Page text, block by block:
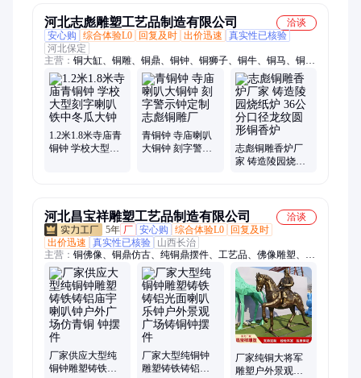
河北志彪雕塑工艺品制造有限公司
洽谈
安心购
综合体验L0 回复及时 出价迅速
真实性已核验
河北保定
主营： 铜大缸、铜雕、铜鼎、铜钟、铜狮子、铜牛、铜马、铜麒
麟
1.2米1.8米寺庙青
铜钟 学校大型刻
青铜钟 寺庙喇叭
大铜钟 刻字警示
志彪铜雕香炉厂
家 铸造陵园烧纸
河北昌宝祥雕塑工艺品制造有限公司
洽谈
5年 厂 安心购 综合体验L0
回复及时
出价迅速
真实性已核验
山西长治
主营： 铜佛像、铜鼎仿古、纯铜鼎摆件、工艺品、佛像雕塑、墙
壁墙面
厂家供应大型纯
铜钟雕塑铸铁铸
厂家大型纯铜钟
雕塑铸铁铸铝光
厂家纯铜大将军
雕塑户外景观广